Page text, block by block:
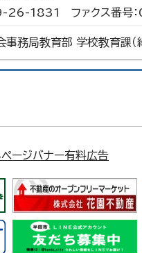
26-1831 ファクス番
事務局教育部 学校教育課（
ージバナー有料広告